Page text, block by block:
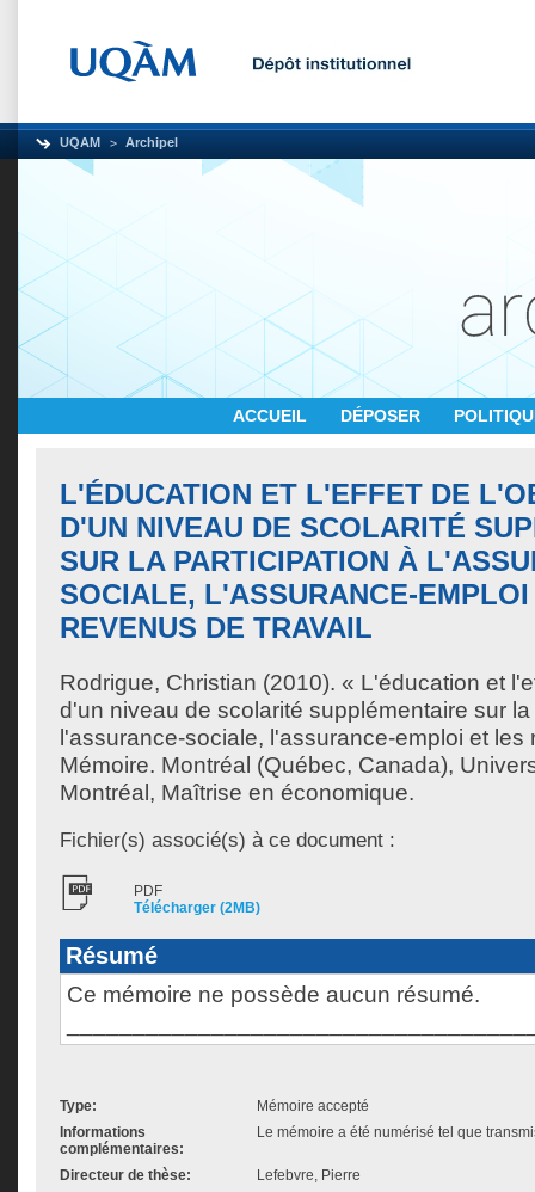
UQAM Archipel
ACCUEIL DÉPOSER
L'ÉDUCATION ET L'EFFET DE
D'UN NIVEAU DE SCOLARITÉ
SUR LA PARTICIPATION À
SOCIALE, L'ASSURANCE-
REVENUS DE TRAVAIL
Rodrigue, Christian (2010). « L'éducation et
d'un niveau de scolarité supplémentaire sur
l'assurance-sociale, l'assurance-emploi et les
Mémoire. Montréal (Québec, Canada),
Montréal, Maîtrise en économique.
Fichier(s) associé(s) à ce document :
PDF
Télécharger (2MB)
Résumé
Ce mémoire ne possède aucun résumé.
Type:
Mémoire accepté
Informations
complémentaires:
Le mémoire a été numérisé tel que
Directeur de thèse: Lefebvre, Pierre